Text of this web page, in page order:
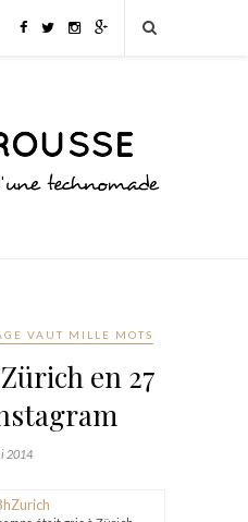
VAUT MILLE MOTS
en 27
2014